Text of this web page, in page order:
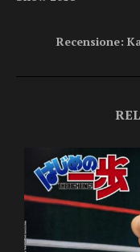
Recensione: